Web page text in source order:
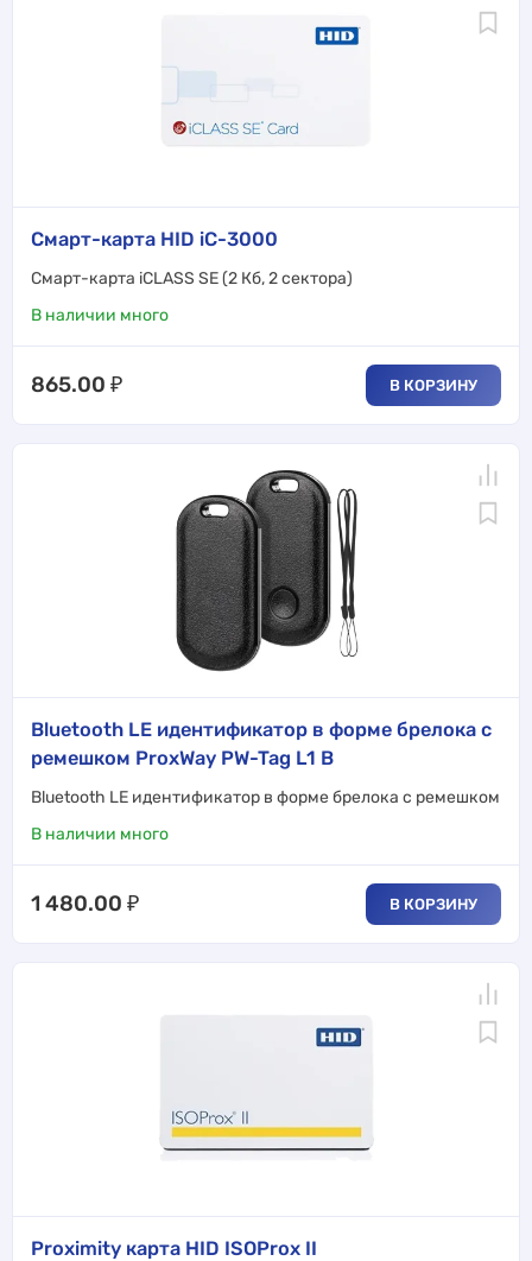
Смарт-карта HID iC-3000
Смарт-карта iCLASS SE (2 Кб, 2 сектора)
В наличии много
865.00 ₽ В КОРЗИНУ
Bluetooth LE идентификатор в форме брелока с
ремешком ProxWay PW-Tag L1 B
Bluetooth LE идентификатор в форме брелока с ремешком
В наличии много
1 480.00 ₽ В КОРЗИНУ
Proximity карта HID ISOProx II